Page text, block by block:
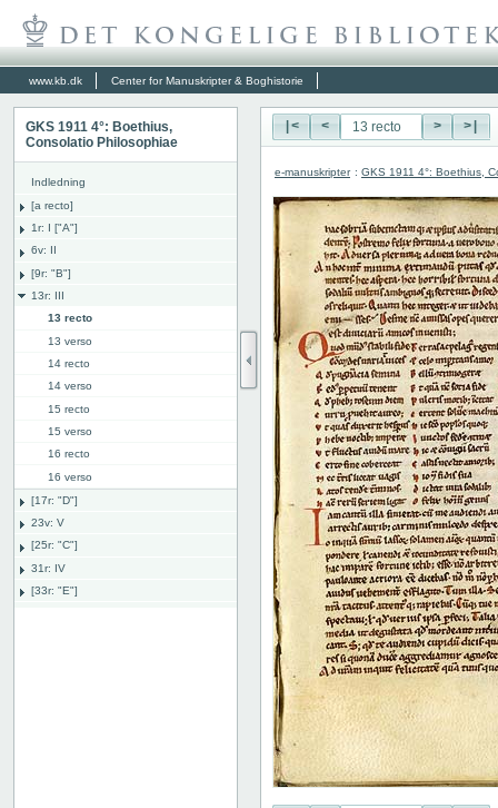
www.kb.dk Center for Manuskripter & Boghistorie
GKS 1911 4°: Boethius,
Consolatio Philosophiae
Indledning
[a recto]
1r: I ["A"]
6v: II
[9r: "B"]
13r: III
13 recto
13 verso
14 recto
14 verso
15 recto
15 verso
16 recto
16 verso
[17r: "D"]
23v: V
[25r: "C"]
31r: IV
[33r: "E"]
|< < > >|
e-manuskripter : GKS 1911 4°: Boethius,